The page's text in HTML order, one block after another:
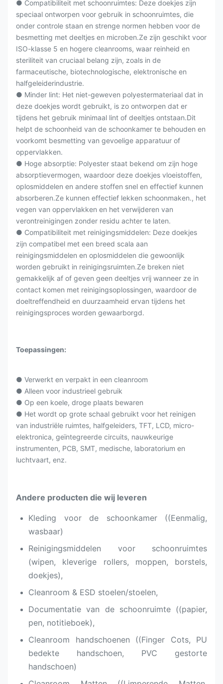
● Compatibiliteit met schoonruimtes: Deze doekjes zijn
speciaal ontworpen voor gebruik in schoonruimtes, die
onder controle staan en strenge normen hebben voor de
besmetting met deeltjes en microben.Ze zijn geschikt voor
ISO-klasse 5 en hogere cleanrooms, waar reinheid en
steriliteit van cruciaal belang zijn, zoals in de
farmaceutische, biotechnologische, elektronische en
halfgeleiderindustrie.
● Minder lint: Het niet-geweven polyestermateriaal dat in
deze doekjes wordt gebruikt, is zo ontworpen dat er
tijdens het gebruik minimaal lint of deeltjes ontstaan.Dit
helpt de schoonheid van de schoonkamer te behouden en
voorkomt besmetting van gevoelige apparatuur of
oppervlakken.
● Hoge absorptie: Polyester staat bekend om zijn hoge
absorptievermogen, waardoor deze doekjes vloeistoffen,
oplosmiddelen en andere stoffen snel en effectief kunnen
absorberen.Ze kunnen effectief lekken schoonmaken., het
vegen van oppervlakken en het verwijderen van
verontreinigingen zonder residu achter te laten.
● Compatibiliteit met reinigingsmiddelen: Deze doekjes
zijn compatibel met een breed scala aan
reinigingsmiddelen en oplosmiddelen die gewoonlijk
worden gebruikt in reinigingsruimten.Ze breken niet
gemakkelijk af of geven geen deeltjes vrij wanneer ze in
contact komen met reinigingsoplossingen, waardoor de
doeltreffendheid en duurzaamheid ervan tijdens het
reinigingsproces worden gewaarborgd.
Toepassingen:
● Verwerkt en verpakt in een cleanroom
● Alleen voor industrieel gebruik
● Op een koele, droge plaats bewaren
● Het wordt op grote schaal gebruikt voor het reinigen
van industriële ruimtes, halfgeleiders, TFT, LCD, micro-
elektronica, geïntegreerde circuits, nauwkeurige
instrumenten, PCB, SMT, medische, laboratorium en
luchtvaart, enz.
Andere producten die wij leveren
Kleding voor de schoonkamer ((Eenmalig,
wasbaar)
Reinigingsmiddelen voor schoonruimtes
(wipen, kleverige rollers, moppen, borstels,
doekjes),
Cleanroom & ESD stoelen/stoelen,
Documentatie van de schoonruimte ((papier,
pen, notitieboek),
Cleanroom handschoenen ((Finger Cots, PU
bedekte handschoen, PVC gestorte
handschoen)